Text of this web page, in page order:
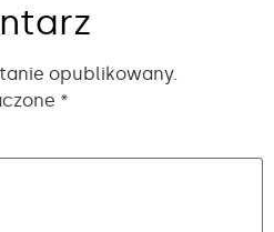
opublikowany.
*